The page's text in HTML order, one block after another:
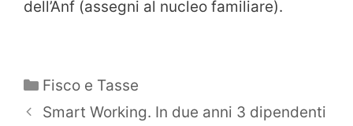
dell’Anf (assegni al nucleo familiare).
Categorie
Fisco e Tasse
Smart Working. In due anni 3 dipendenti